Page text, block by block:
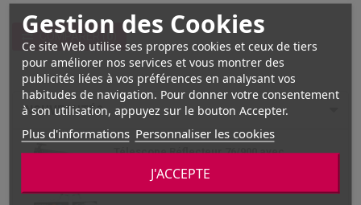
Gestion des Cookies
Ce site Web utilise ses propres cookies et ceux de tiers
pour améliorer nos services et vous montrer des
publicités liées à vos préférences en analysant vos
habitudes de navigation. Pour donner votre consentement
à son utilisation, appuyez sur le bouton Accepter.
Plus d'informations Personnaliser les cookies
J'ACCEPTE
NOUVEAUTÉS
Télescope Réflecteur 76/900 avec
249,00 €
COMPARER( 0)